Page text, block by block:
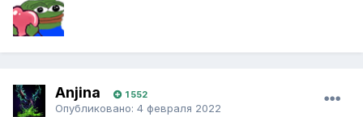
Anjina 1 552
Опубликовано: 4 февраля 2022